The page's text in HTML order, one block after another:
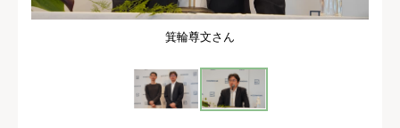
箕輪尊文さん